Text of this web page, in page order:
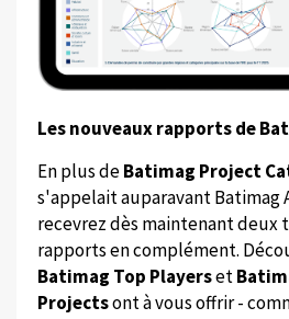
Les nouveaux rapports de
En plus deBatimag Project
s'appelait auparavant Batimag
recevrez dès maintenant deux
rapports en complément.
Batimag Top Playerset
Projectsont à vous offrir -